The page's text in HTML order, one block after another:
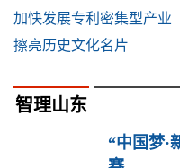
加快发展专利密集型产业
擦亮历史文化名片
智理山东
“中国梦·